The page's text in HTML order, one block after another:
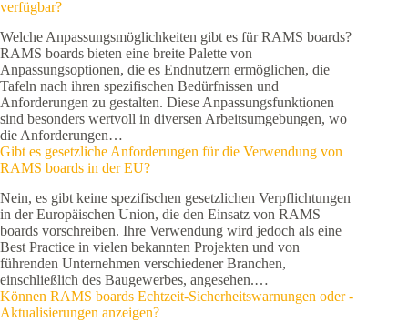
verfügbar?
Welche Anpassungsmöglichkeiten gibt es für RAMS boards?
RAMS boards bieten eine breite Palette von
Anpassungsoptionen, die es Endnutzern ermöglichen, die
Tafeln nach ihren spezifischen Bedürfnissen und
Anforderungen zu gestalten. Diese Anpassungsfunktionen
sind besonders wertvoll in diversen Arbeitsumgebungen, wo
die Anforderungen…
Gibt es gesetzliche Anforderungen für die Verwendung von
RAMS boards in der EU?
Nein, es gibt keine spezifischen gesetzlichen Verpflichtungen
in der Europäischen Union, die den Einsatz von RAMS
boards vorschreiben. Ihre Verwendung wird jedoch als eine
Best Practice in vielen bekannten Projekten und von
führenden Unternehmen verschiedener Branchen,
einschließlich des Baugewerbes, angesehen.…
Können RAMS boards Echtzeit-Sicherheitswarnungen oder -
Aktualisierungen anzeigen?